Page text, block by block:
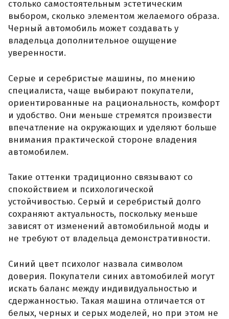
столько самостоятельным эстетическим
выбором, сколько элементом желаемого образа.
Черный автомобиль может создавать у
владельца дополнительное ощущение
уверенности.
Серые и серебристые машины, по мнению
специалиста, чаще выбирают покупатели,
ориентированные на рациональность, комфорт
и удобство. Они меньше стремятся произвести
впечатление на окружающих и уделяют больше
внимания практической стороне владения
автомобилем.
Такие оттенки традиционно связывают со
спокойствием и психологической
устойчивостью. Серый и серебристый долго
сохраняют актуальность, поскольку меньше
зависят от изменений автомобильной моды и
не требуют от владельца демонстративности.
Синий цвет психолог назвала символом
доверия. Покупатели синих автомобилей могут
искать баланс между индивидуальностью и
сдержанностью. Такая машина отличается от
белых, черных и серых моделей, но при этом не